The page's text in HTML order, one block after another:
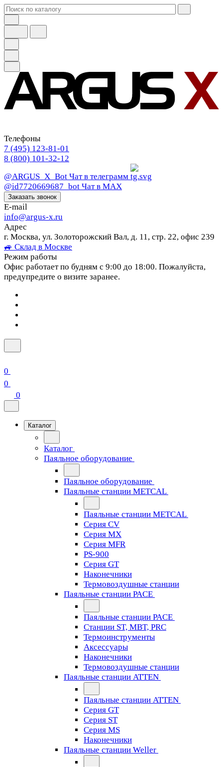
Телефоны
7 (495) 123-81-01
8 (800) 101-32-12
@ARGUS_X_Bot Чат в телеграмм
@id7720669687_bot Чат в МАХ
Заказать звонок
E-mail
info@argus-x.ru
Адрес
г. Москва, ул. Золоторожский Вал, д. 11, стр. 22, офис 239
🚙 Склад в Москве
Режим работы
Офис работает по будням с 9:00 до 18:00. Пожалуйста,
предупредите о визите заранее.
0
0
0
Каталог
Каталог
Паяльное оборудование
Паяльное оборудование
Паяльные станции METCAL
Паяльные станции METCAL
Серия CV
Серия MX
Серия MFR
PS-900
Серия GT
Наконечники
Термовоздушные станции
Паяльные станции PACE
Паяльные станции PACE
Станции ST, MBT, PRC
Термоинструменты
Аксессуары
Наконечники
Термовоздушные станции
Паяльные станции ATTEN
Паяльные станции ATTEN
Серия GT
Серия ST
Серия MS
Наконечники
Паяльные станции Weller